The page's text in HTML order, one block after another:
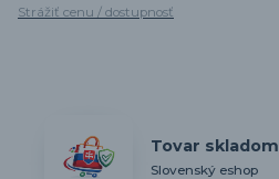
Strážiť cenu / dostupnosť
Tovar skladom
Slovenský eshop